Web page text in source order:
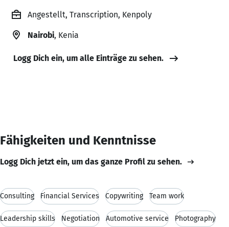
Angestellt, Transcription, Kenpoly
Nairobi, Kenia
Logg Dich ein, um alle Einträge zu sehen.
Fähigkeiten und Kenntnisse
Logg Dich jetzt ein, um das ganze Profil zu sehen.
Consulting Financial Services Copywriting Team work
Leadership skills Negotiation Automotive service Photography